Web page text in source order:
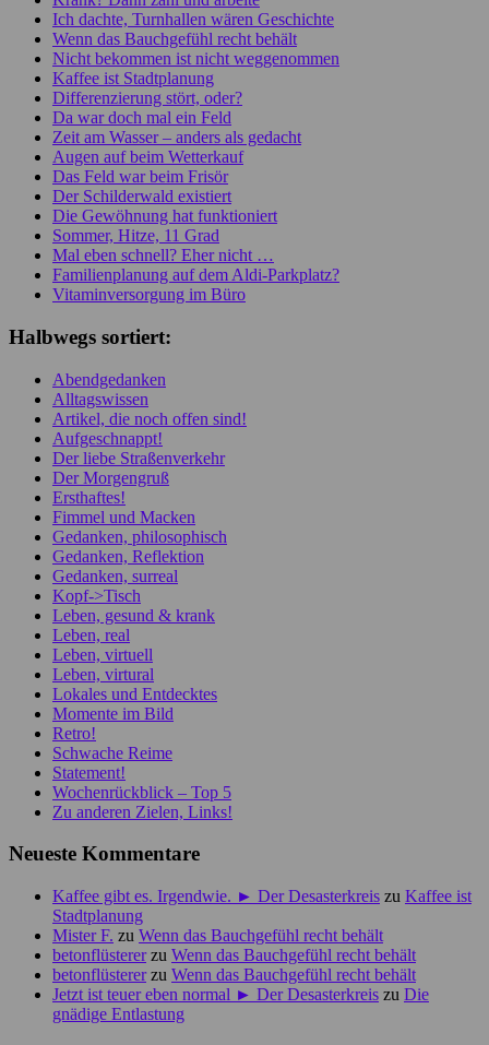
Ich dachte, Turnhallen wären Geschichte
Wenn das Bauchgefühl recht behält
Nicht bekommen ist nicht weggenommen
Kaffee ist Stadtplanung
Differenzierung stört, oder?
Da war doch mal ein Feld
Zeit am Wasser – anders als gedacht
Augen auf beim Wetterkauf
Das Feld war beim Frisör
Der Schilderwald existiert
Die Gewöhnung hat funktioniert
Sommer, Hitze, 11 Grad
Mal eben schnell? Eher nicht …
Familienplanung auf dem Aldi-Parkplatz?
Vitaminversorgung im Büro
Halbwegs sortiert:
Abendgedanken
Alltagswissen
Artikel, die noch offen sind!
Aufgeschnappt!
Der liebe Straßenverkehr
Der Morgengruß
Ersthaftes!
Fimmel und Macken
Gedanken, philosophisch
Gedanken, Reflektion
Gedanken, surreal
Kopf->Tisch
Leben, gesund & krank
Leben, real
Leben, virtuell
Leben, virtural
Lokales und Entdecktes
Momente im Bild
Retro!
Schwache Reime
Statement!
Wochenrückblick – Top 5
Zu anderen Zielen, Links!
Neueste Kommentare
Kaffee gibt es. Irgendwie. ► Der Desasterkreis zu Kaffee ist
Stadtplanung
Mister F. zu Wenn das Bauchgefühl recht behält
betonflüstererzu Wenn das Bauchgefühl recht behält
betonflüstererzu Wenn das Bauchgefühl recht behält
Jetzt ist teuer eben normal ► Der Desasterkreis zu Die
gnädige Entlastung